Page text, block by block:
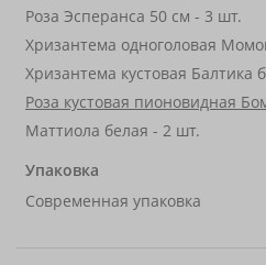
Роза Эсперанса 50 см - 3 шт.
Хризантема одноголовая
Хризантема кустовая Балтика
Роза кустовая пионовидная
Маттиола белая - 2 шт.
Упаковка
Современная упаковка